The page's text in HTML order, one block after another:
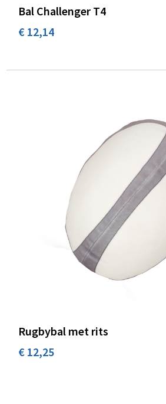
Bal Challenger T4
€ 12,14
Rugbybal met rits
€ 12,25